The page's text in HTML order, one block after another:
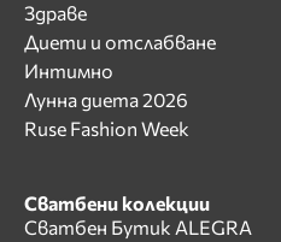
Здраве
Диети и отслабване
Интимно
Лунна диета 2026
Ruse Fashion Week
Сватбени колекции
Сватбен Бутик ALEGRA